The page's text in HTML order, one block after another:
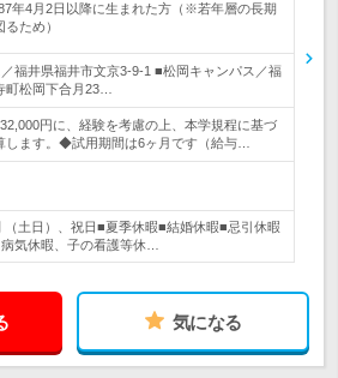
年4月2日以降に生まれた方（※若年層の長期
ため）
福井県福井市文京3-9-1 ■松岡キャンパス／福
町松岡下合月23…
円に、経験を考慮の上、本学規程に基づ
します。◆試用期間は6ヶ月です（給与…
（土日）、祝日■夏季休暇■結婚休暇■忌引休暇
気休暇、子の看護等休…
気になる